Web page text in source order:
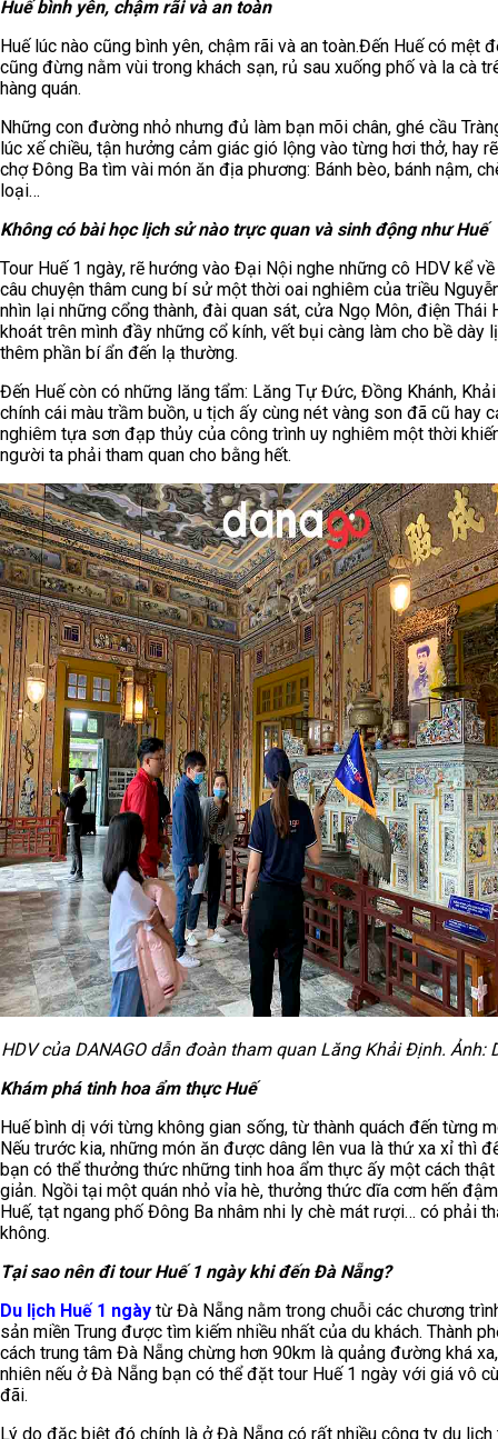
Huế bình yên, chậm rãi và an toàn
Huế lúc nào cũng bình yên, chậm rãi và an toàn.Đến Huế có mệt
cũng đừng nằm vùi trong khách sạn, rủ sau xuống phố và la cà
hàng quán.
Những con đường nhỏ nhưng đủ làm bạn mõi chân, ghé cầu
lúc xế chiều, tận hưởng cảm giác gió lộng vào từng hơi thở, hay
chợ Đông Ba tìm vài món ăn địa phương: Bánh bèo, bánh nậm,
loại…
Không có bài học lịch sử nào trực quan và sinh động như Huế
Tour Huế 1 ngày, rẽ hướng vào Đại Nội nghe những cô HDV kể
câu chuyện thâm cung bí sử một thời oai nghiêm của triều
nhìn lại những cổng thành, đài quan sát, cửa Ngọ Môn, điện Thái
khoát trên mình đầy những cổ kính, vết bụi càng làm cho bề dày
thêm phần bí ẩn đến lạ thường.
Đến Huế còn có những lăng tẩm: Lăng Tự Đức, Đồng Khánh,
chính cái màu trầm buồn, u tịch ấy cùng nét vàng son đã cũ hay
nghiêm tựa sơn đạp thủy của công trình uy nghiêm một thời
người ta phải tham quan cho bằng hết.
HDV của DANAGO dẫn đoàn tham quan Lăng Khải Định. Ảnh:
Khám phá tinh hoa ẩm thực Huế
Huế bình dị với từng không gian sống, từ thành quách đến từng
Nếu trước kia, những món ăn được dâng lên vua là thứ xa xỉ thì
bạn có thể thưởng thức những tinh hoa ẩm thực ấy một cách
giản. Ngồi tại một quán nhỏ vỉa hè, thưởng thức dĩa cơm hến
Huế, tạt ngang phố Đông Ba nhâm nhi ly chè mát rượi… có phải
không.
Tại sao nên đi tour Huế 1 ngày khi đến Đà Nẵng?
Du lịch Huế 1 ngày từ Đà Nẵng nằm trong chuỗi các chương
sản miền Trung được tìm kiếm nhiều nhất của du khách. Thành
cách trung tâm Đà Nẵng chừng hơn 90km là quảng đường khá
nhiên nếu ở Đà Nẵng bạn có thể đặt tour Huế 1 ngày với giá vô
đãi.
Lý do đặc biệt đó chính là ở Đà Nẵng có rất nhiều công ty du